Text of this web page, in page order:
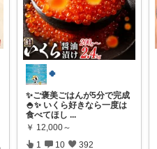
🍀
✨ご褒美ごはんが5分で完成
🍚✨ いくら好きなら一度は
食べてほし ...
￥ 12,000～
1 10 392